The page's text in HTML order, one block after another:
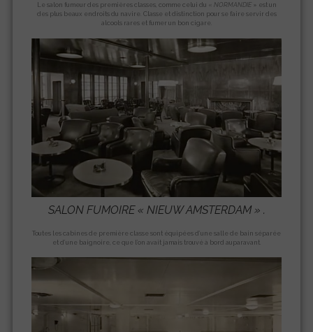
Le salon fumeur des premières classes, comme celui du « NORMANDIE» est un
des plus beaux endroits du navire. Classe et distinction pour se faire servir des
alcools rares et fumer un bon cigare.
SALON FUMOIRE « NIEUW AMSTERDAM» .
Toutes les cabines de première classe sont équipées d’une salle de bain séparée
et d’une baignoire, ce que l’on avait jamais trouvé à bord auparavant.